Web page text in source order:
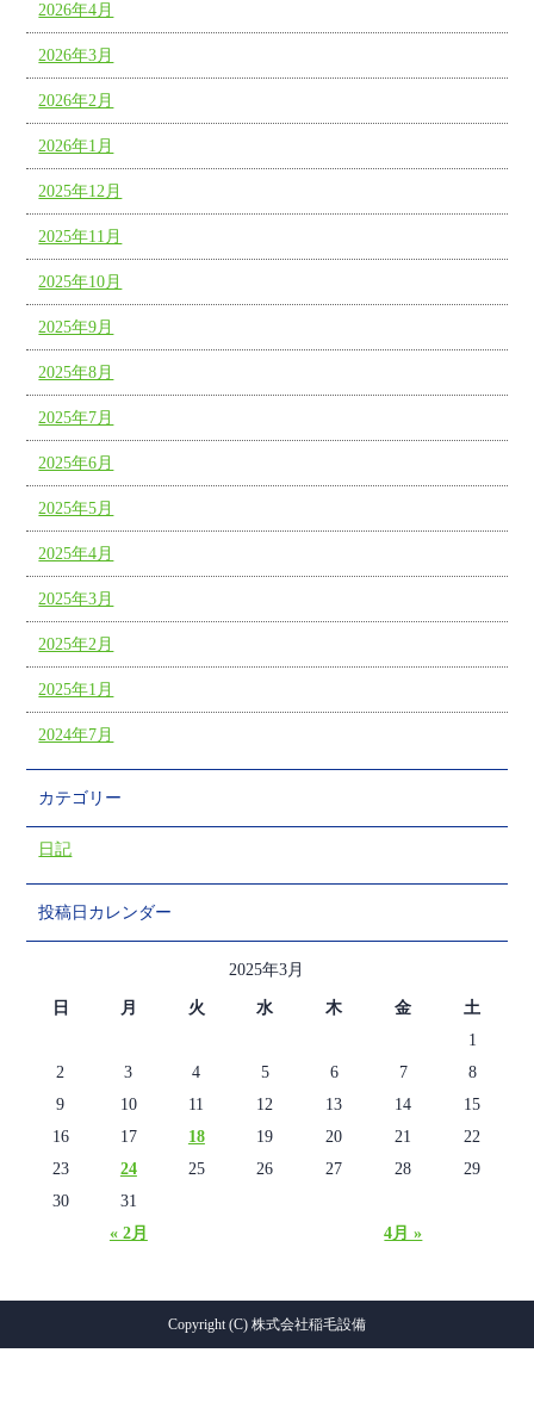
2026年4月
2026年3月
2026年2月
2026年1月
2025年12月
2025年11月
2025年10月
2025年9月
2025年8月
2025年7月
2025年6月
2025年5月
2025年4月
2025年3月
2025年2月
2025年1月
2024年7月
カテゴリー
日記
投稿日カレンダー
2025年3月
日 月 火 水 木 金 土
« 2月 4月 »
1
2
3 4 5 6 7
8
9
10 11 12 13 14
15
16
17 18 19 20 21
22
23
24 25 26 27 28
29
30
31
Copyright (C) 株式会社稲毛設備